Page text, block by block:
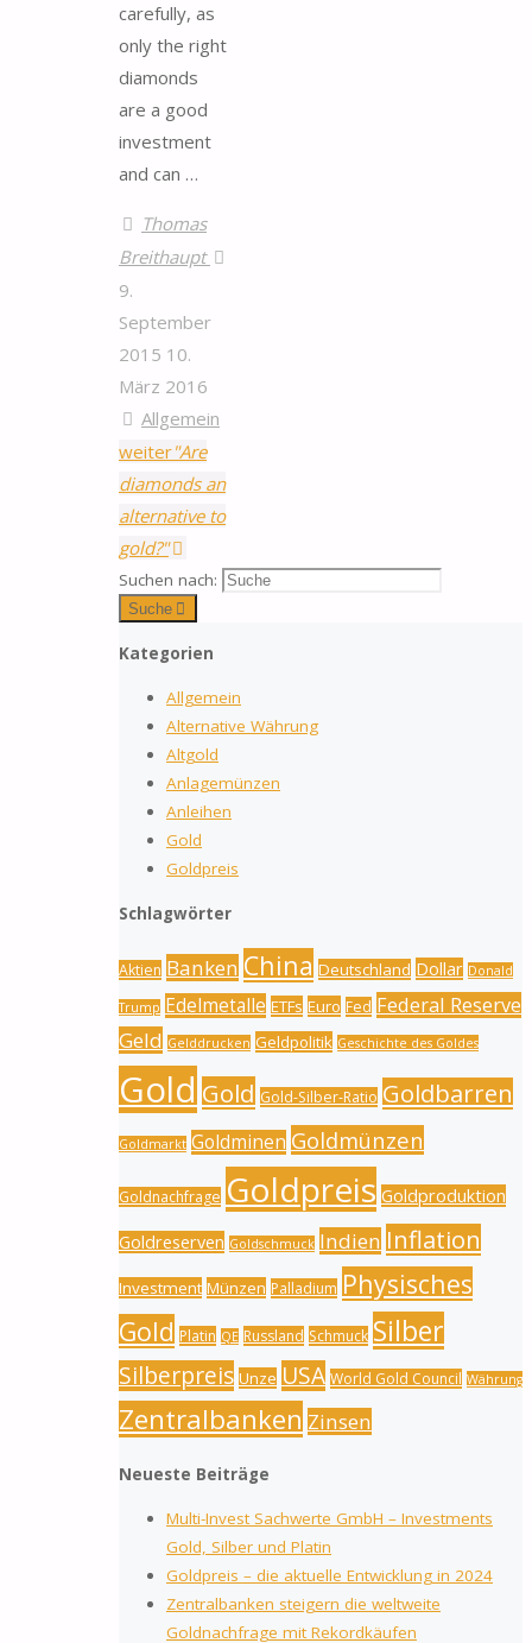
carefully, as
only the right
diamonds
are a good
investment
and can …
Thomas
Breithaupt
9.
September
2015 10.
März 2016
Allgemein
weiter"Are
diamonds an
alternative to
gold?"
Suchen nach:
Suche
Kategorien
Allgemein
Alternative Währung
Altgold
Anlagemünzen
Anleihen
Gold
Goldpreis
Schlagwörter
Aktien Banken China Deutschland Dollar Donald
Trump Edelmetalle ETFs Euro Fed Federal Reserve
Geld Gelddrucken Geldpolitik Geschichte des Goldes
Gold Gold Gold-Silber-Ratio Goldbarren
Goldmarkt Goldminen Goldmünzen
Goldnachfrage Goldpreis Goldproduktion
Goldreserven Goldschmuck Indien Inflation
Investment Münzen Palladium Physisches
Gold Platin QE Russland Schmuck Silber
Silberpreis Unze USA World Gold Council Währung
Zentralbanken Zinsen
Neueste Beiträge
Multi-Invest Sachwerte GmbH – Investments
Gold, Silber und Platin
Goldpreis – die aktuelle Entwicklung in 2024
Zentralbanken steigern die weltweite
Goldnachfrage mit Rekordkäufen